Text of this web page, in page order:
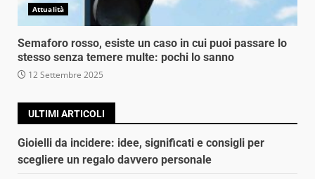
Attualità
Semaforo rosso, esiste un caso in cui puoi passare lo
stesso senza temere multe: pochi lo sanno
12 Settembre 2025
ULTIMI ARTICOLI
Gioielli da incidere: idee, significati e consigli per
scegliere un regalo davvero personale